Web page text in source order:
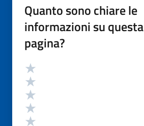
Quanto sono chiare le
informazioni su questa
pagina?
Valutazione